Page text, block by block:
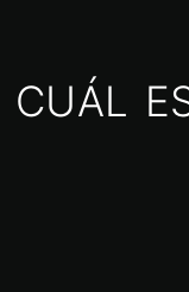
CUÁL